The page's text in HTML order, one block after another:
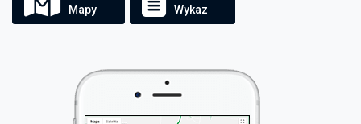
Mapy Wykaz